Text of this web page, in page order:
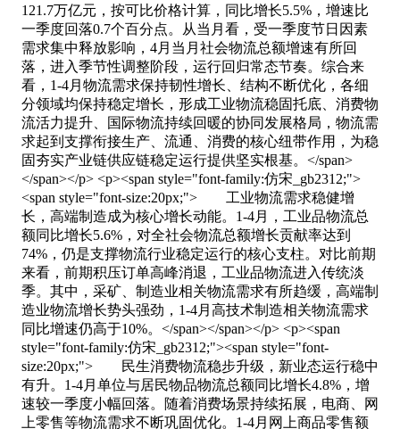
121.7万亿元，按可比价格计算，同比增长5.5%，增速比
一季度回落0.7个百分点。从当月看，受一季度节日因素
需求集中释放影响，4月当月社会物流总额增速有所回
落，进入季节性调整阶段，运行回归常态节奏。综合来
看，1-4月物流需求保持韧性增长、结构不断优化，各细
分领域均保持稳定增长，形成工业物流稳固托底、消费物
流活力提升、国际物流持续回暖的协同发展格局，物流需
求起到支撑衔接生产、流通、消费的核心纽带作用，为稳
固夯实产业链供应链稳定运行提供坚实根基。</span>
</span></p> <p><span style="font-family:仿宋_gb2312;">
<span style="font-size:20px;"> 工业物流需求稳健增
长，高端制造成为核心增长动能。1-4月，工业品物流总
额同比增长5.6%，对全社会物流总额增长贡献率达到
74%，仍是支撑物流行业稳定运行的核心支柱。对比前期
来看，前期积压订单高峰消退，工业品物流进入传统淡
季。其中，采矿、制造业相关物流需求有所趋缓，高端制
造业物流增长势头强劲，1-4月高技术制造相关物流需求
同比增速仍高于10%。</span></span></p> <p><span
style="font-family:仿宋_gb2312;"><span style="font-
size:20px;"> 民生消费物流稳步升级，新业态运行稳中
有升。1-4月单位与居民物品物流总额同比增长4.8%，增
速较一季度小幅回落。随着消费场景持续拓展，电商、网
上零售等物流需求不断巩固优化。1-4月网上商品零售额